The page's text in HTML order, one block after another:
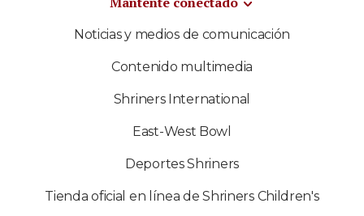
Noticias y medios de comunicación
Contenido multimedia
Shriners International
East-West Bowl
Deportes Shriners
Tienda oficial en línea de Shriners Children's